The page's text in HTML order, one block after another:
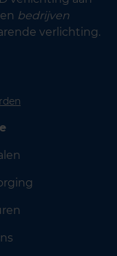
bedrijven
verlichting.